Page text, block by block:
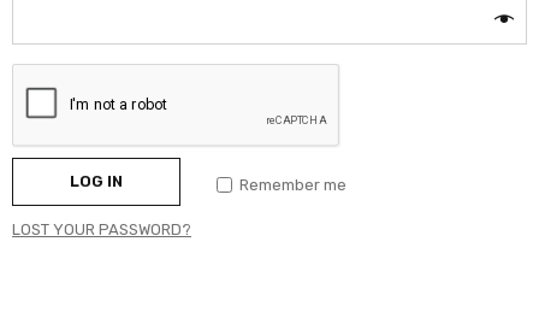
Remember me
LOG IN
LOST YOUR PASSWORD?